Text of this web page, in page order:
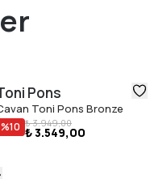
Pons
Toni Pons Bronze
%10 ₺ 3.949,00
₺ 3.549,00